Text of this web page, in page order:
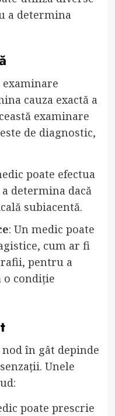
a determina
examinare
cauza exactă a
examinare
de diagnostic,
poate efectua
determina dacă
subiacentă.
: Un medic poate
cum ar fi
pentru a
o condiție
în gât depinde
Unele
poate prescrie